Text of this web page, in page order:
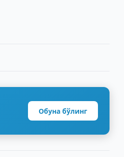
Обуна бўлинг